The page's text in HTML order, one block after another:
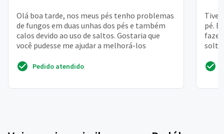
Olá boa tarde, nos meus pés tenho problemas
de fungos em duas unhas dos pés e também
calos devido ao uso de saltos. Gostaria que
você pudesse me ajudar a melhorá-los
Pedido atendido
Tive
pé.